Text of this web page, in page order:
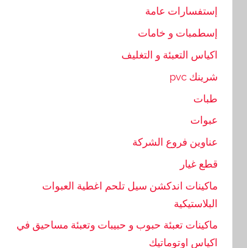
إستفسارات عامة
إسطمبات و خامات
اكياس التعبئة و التغليف
شرينك pvc
طبات
عبوات
عناوين فروع الشركة
قطع غيار
ماكينات اندكشن سيل تلحم اغطية العبوات
البلاستيكية
ماكينات تعبئة حبوب و حبيبات وتعبئة مساحيق في
اكياس اوتوماتيك